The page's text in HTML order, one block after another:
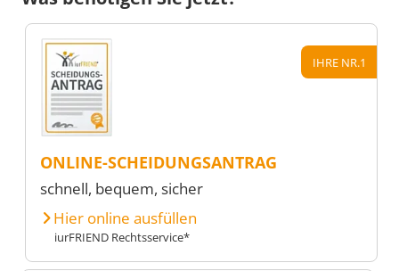
IHRE NR.1
ONLINE-SCHEIDUNGSANTRAG
schnell, bequem, sicher
Hier online ausfüllen
iurFRIEND Rechtsservice*